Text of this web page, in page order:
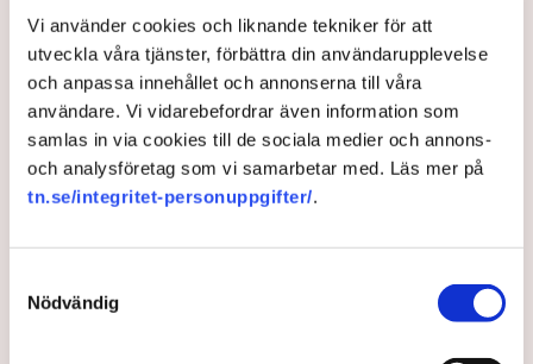
Vi använder cookies och liknande tekniker för att
utveckla våra tjänster, förbättra din användarupplevelse
och anpassa innehållet och annonserna till våra
användare. Vi vidarebefordrar även information som
samlas in via cookies till de sociala medier och annons-
och analysföretag som vi samarbetar med. Läs mer på
tn.se/integritet-personuppgifter/.
Nödvändig
covid-19. De senaste sjudagarsperioden ökade
antalet smittofall med över 50 procent mot veckan
innan – som i sin tur var den första veckan på fyra
månader med ökat antal fall.
4 years ago | Av: TT